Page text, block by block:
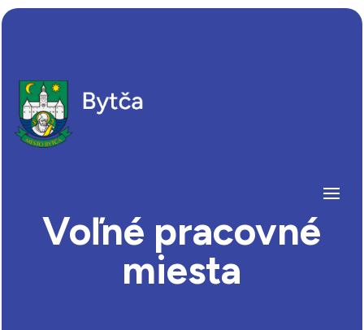
Voľné pracovné
miesta